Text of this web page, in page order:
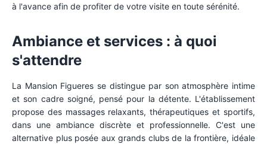
à l'avance afin de profiter de votre visite en toute sérénité.
Ambiance et services : à quoi
s'attendre
La Mansion Figueres se distingue par son atmosphère intime
et son cadre soigné, pensé pour la détente. L'établissement
propose des massages relaxants, thérapeutiques et sportifs,
dans une ambiance discrète et professionnelle. C'est une
alternative plus posée aux grands clubs de la frontière, idéale